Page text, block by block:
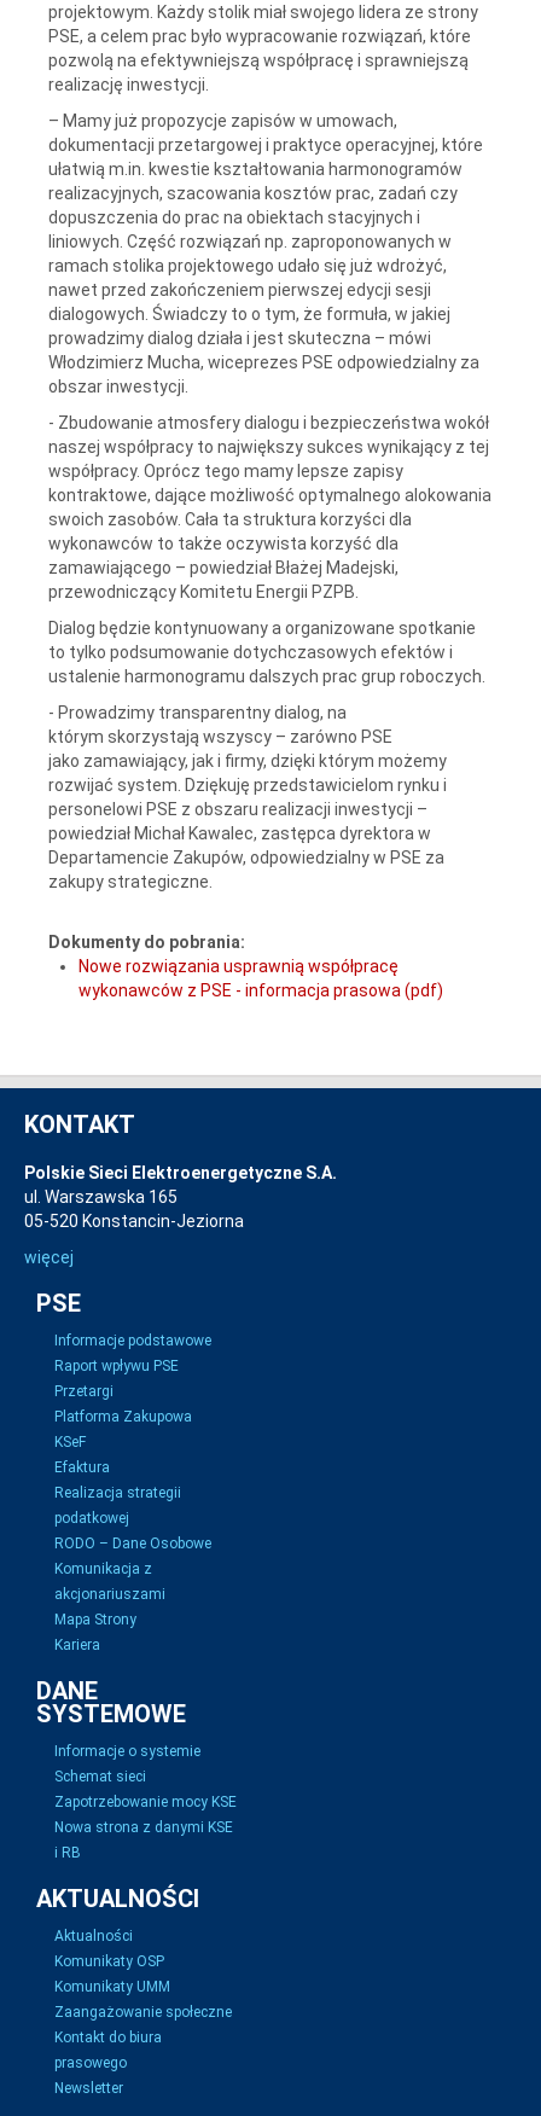
projektowym. Każdy stolik miał swojego lidera ze strony
PSE, a celem prac było wypracowanie rozwiązań, które
pozwolą na efektywniejszą współpracę i sprawniejszą
realizację inwestycji.
– Mamy już propozycje zapisów w umowach,
dokumentacji przetargowej i praktyce operacyjnej, które
ułatwią m.in. kwestie kształtowania harmonogramów
realizacyjnych, szacowania kosztów prac, zadań czy
dopuszczenia do prac na obiektach stacyjnych i
liniowych. Część rozwiązań np. zaproponowanych w
ramach stolika projektowego udało się już wdrożyć,
nawet przed zakończeniem pierwszej edycji sesji
dialogowych. Świadczy to o tym, że formuła, w jakiej
prowadzimy dialog działa i jest skuteczna – mówi
Włodzimierz Mucha, wiceprezes PSE odpowiedzialny za
obszar inwestycji.
- Zbudowanie atmosfery dialogu i bezpieczeństwa wokół
naszej współpracy to największy sukces wynikający z tej
współpracy. Oprócz tego mamy lepsze zapisy
kontraktowe, dające możliwość optymalnego alokowania
swoich zasobów. Cała ta struktura korzyści dla
wykonawców to także oczywista korzyść dla
zamawiającego – powiedział Błażej Madejski,
przewodniczący Komitetu Energii PZPB.
Dialog będzie kontynuowany a organizowane spotkanie
to tylko podsumowanie dotychczasowych efektów i
ustalenie harmonogramu dalszych prac grup roboczych.
- Prowadzimy transparentny dialog, na
którym skorzystają wszyscy – zarówno PSE
jako zamawiający, jak i firmy, dzięki którym możemy
rozwijać system. Dziękuję przedstawicielom rynku i
personelowi PSE z obszaru realizacji inwestycji –
powiedział Michał Kawalec, zastępca dyrektora w
Departamencie Zakupów, odpowiedzialny w PSE za
zakupy strategiczne.
Dokumenty do pobrania:
Nowe rozwiązania usprawnią współpracę
wykonawców z PSE - informacja prasowa (pdf)
KONTAKT
Polskie Sieci Elektroenergetyczne S.A.
ul. Warszawska 165
05-520 Konstancin-Jeziorna
więcej
PSE
Informacje podstawowe
Raport wpływu PSE
Przetargi
Platforma Zakupowa
KSeF
Efaktura
Realizacja strategii
podatkowej
RODO – Dane Osobowe
Komunikacja z
akcjonariuszami
Mapa Strony
Kariera
DANE
SYSTEMOWE
Informacje o systemie
Schemat sieci
Zapotrzebowanie mocy KSE
Nowa strona z danymi KSE
i RB
AKTUALNOŚCI
Aktualności
Komunikaty OSP
Komunikaty UMM
Zaangażowanie społeczne
Kontakt do biura
prasowego
Newsletter